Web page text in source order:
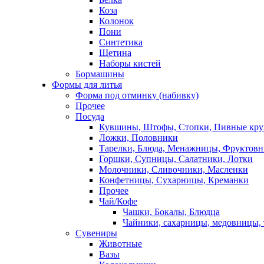
Коза
Колонок
Пони
Синтетика
Щетина
Наборы кистей
Бормашины
Формы для литья
Форма под отминку (набивку)
Прочее
Посуда
Кувшины, Штофы, Стопки, Пивные
Ложки, Половники
Тарелки, Блюда, Менажницы,
Горшки, Супницы, Салатники, Лотки
Молочники, Сливочники, Масленки
Конфетницы, Сухарницы, Креманки
Прочее
Чай/Кофе
Чашки, Бокалы, Блюдца
Чайники, сахарницы, медовницы,
Сувениры
Животные
Вазы